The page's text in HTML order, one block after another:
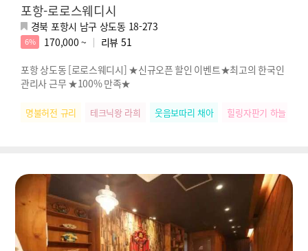
포항-로로스웨디시
경북 포항시 남구 상도동 18-273
6% 170,000 ~ 리뷰 51
포항 상도동 [로로스웨디시] ★신규오픈 할인 이벤트★최고의 한국인
관리사 근무 ★100% 만족★
명불허전 규리 테크닉왕 라희 웃음보따리 채아 힐링자판기 하늘